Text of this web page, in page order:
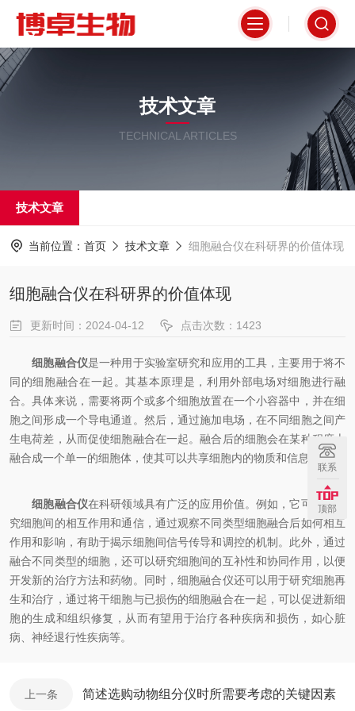
技术文章
TECHNICAL ARTICLES
技术文章
当前位置： 首页 技术文章 细胞融合仪在科研界的价值体现
细胞融合仪在科研界的价值体现
更新时间：2024-04-12 点击次数：1423
细胞融合仪是一种用于实验室研究和应用的工具，主要用于将不
同的细胞融合在一起。其基本原理是，利用外部电场对细胞进行融
合。具体来说，需要将两个或多个细胞放置在一个小容器中，并在细
胞之间形成一个导电通道。然后，通过施加电场，在不同细胞之间产
生电荷差，从而促使细胞融合在一起。融合后的细胞会在某种程度上
融合成一个单一的细胞体，使其可以共享细胞内的物质和信息。
细胞融合仪在科研领域具有广泛的应用价值。例如，它可用于研
究细胞间的相互作用和通信，通过观察不同类型细胞融合后如何相互
作用和影响，有助于揭示细胞间信号传导和调控的机制。此外，通过
融合不同类型的细胞，还可以研究细胞间的互补性和协同作用，以便
开发新的治疗方法和药物。同时，细胞融合仪还可以用于研究细胞再
生和治疗，通过将干细胞与已损伤的细胞融合在一起，可以促进新细
胞的生成和组织修复，从而有望用于治疗各种疾病和损伤，如心脏
病、神经退行性疾病等。
上一条 简述选购动物组分仪时所需要考虑的关键因素
联系
顶部